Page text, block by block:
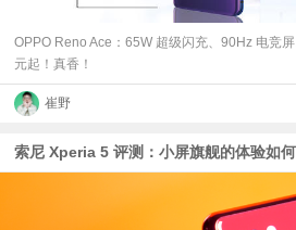
OPPO Reno Ace：65W 超级闪充、90Hz 电竞
元起！真香！
崔野
索尼 Xperia 5 评测：小屏旗舰的体验如何